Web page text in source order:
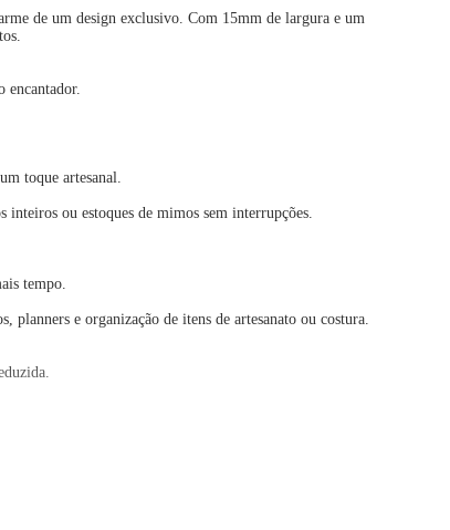
de um design exclusivo. Com 15mm de largura e um
encantador.
toque artesanal.
inteiros ou estoques de mimos sem interrupções.
tempo.
planners e organização de itens de artesanato ou costura.